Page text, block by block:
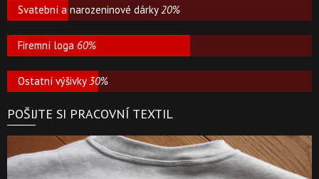
Svatební a narozeninové dárky20%
Firemní loga 60%
Ostatní výšivky30%
POŠIJTE SI PRACOVNÍ TEXTIL